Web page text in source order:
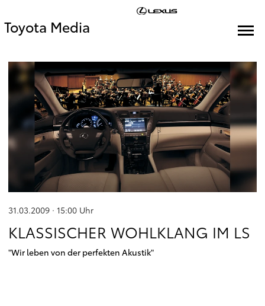
Toyota Media
31.03.2009 · 15:00 Uhr
KLASSISCHER WOHLKLANG IM LS
"Wir leben von der perfekten Akustik"